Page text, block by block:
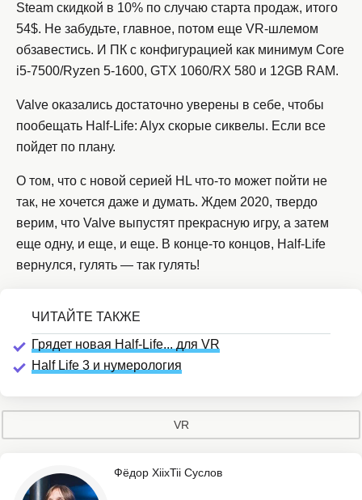
Steam скидкой в 10% по случаю старта продаж, итого
54$. Не забудьте, главное, потом еще VR-шлемом
обзавестись. И ПК с конфигурацией как минимум Core
i5-7500/Ryzen 5-1600, GTX 1060/RX 580 и 12GB RAM.
Valve оказались достаточно уверены в себе, чтобы
пообещать Half-Life: Alyx скорые сиквелы. Если все
пойдет по плану.
О том, что с новой серией HL что-то может пойти не
так, не хочется даже и думать. Ждем 2020, твердо
верим, что Valve выпустят прекрасную игру, а затем
еще одну, и еще, и еще. В конце-то концов, Half-Life
вернулся, гулять — так гулять!
Грядет новая Half-Life... для VR
Half Life 3 и нумерология
VR
Фёдор XiixTii Суслов